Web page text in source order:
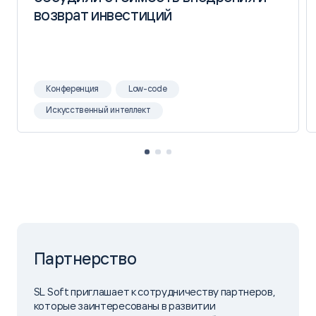
Снизить доли рутинных и однотипных операций,
собственный центр экспертизы RPA на базе
платформы ROBIN в РЖД.
возврат инвестиций
возврат инвестиций
Конференция Low-code
Искусственный интеллект
Партнерство
SL Soft приглашает к сотрудничеству партнеров,
которые заинтересованы в развитии